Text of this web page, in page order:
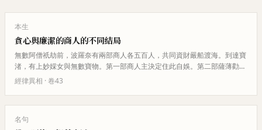
本生
貪心與廉潔的商人的不同結局
無數阿僧祇劫前，波羅奈有兩部商人各五百人，共同資財嚴船渡海。到達寶
渚，有上妙婇女與無數寶物。第一部商人主決定住此自娛。第二部薩薄勸眾
人不要久住。天女在空中警告眾…
經律異相 · 卷43
名句